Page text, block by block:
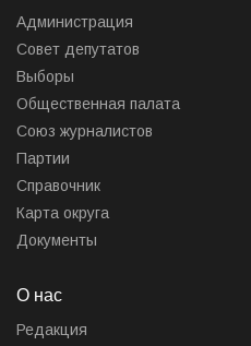
Администрация
Совет депутатов
Выборы
Общественная палата
Союз журналистов
Партии
Справочник
Карта округа
Документы
О нас
Редакция